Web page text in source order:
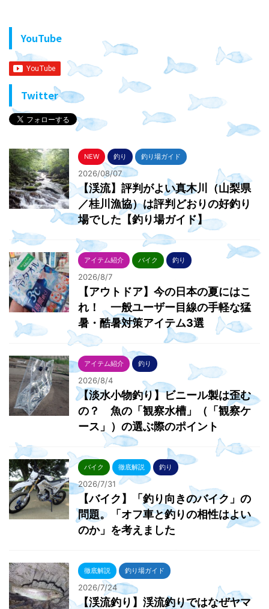
YouTube
Twitter
NEW 釣り 釣り場ガイド
2026/08/07
【渓流】評判がよい真木川（山梨県
／桂川漁協）は評判どおりの好釣り
場でした【釣り場ガイド】
アイテム紹介 バイク 釣り
2026/8/7
【アウトドア】今の日本の夏にはこ
れ！ 一般ユーザー目線の手軽な猛
暑・酷暑対策アイテム3選
アイテム紹介 釣り
2026/8/4
【淡水小物釣り】ビニール製は歪む
の？ 魚の「観察水槽」（「観察ケ
ース」）の選ぶ際のポイント
バイク 徹底解説 釣り
2026/7/31
【バイク】「釣り向きのバイク」の
問題。「オフ車と釣りの相性はよい
のか」を考えました
徹底解説 釣り場ガイド
2026/7/24
【渓流釣り】渓流釣りではなぜヤマ